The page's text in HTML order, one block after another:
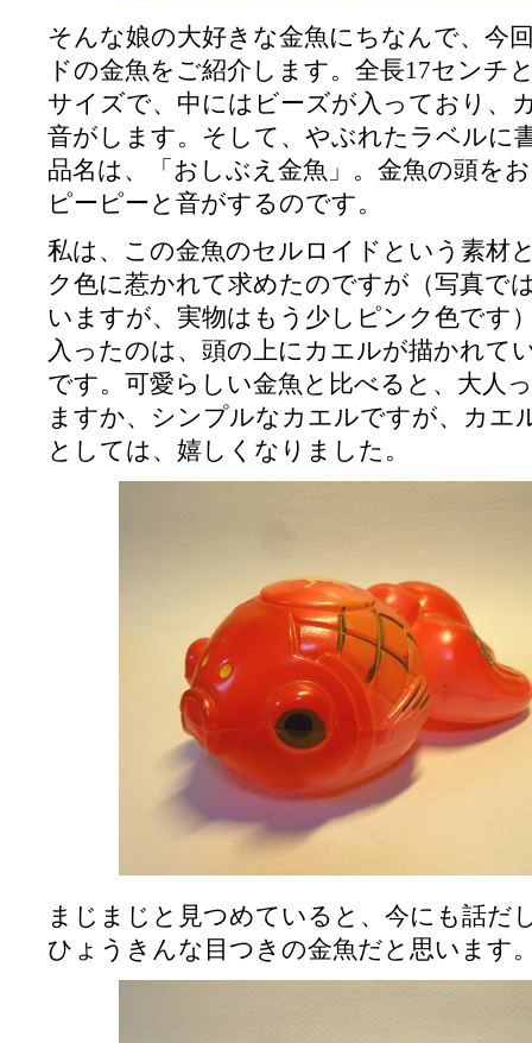
そんな娘の大好きな金魚にちなんで、今
ドの金魚をご紹介します。全長17センチ
サイズで、中にはビーズが入っており、
音がします。そして、やぶれたラベルに
品名は、「おしぶえ金魚」。金魚の頭を
ピーピーと音がするのです。
私は、この金魚のセルロイドという素材
ク色に惹かれて求めたのですが（写真で
いますが、実物はもう少しピンク色です
入ったのは、頭の上にカエルが描かれて
です。可愛らしい金魚と比べると、大人
ますか、シンプルなカエルですが、カエ
としては、嬉しくなりました。
まじまじと見つめていると、今にも話だ
ひょうきんな目つきの金魚だと思います